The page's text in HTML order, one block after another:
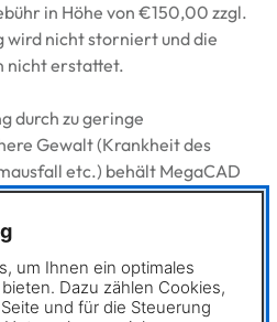
in Höhe von €150,00 zzgl.
wird nicht storniert und die
nicht erstattet.
durch zu geringe
Gewalt (Krankheit des
etc.) behält MegaCAD
einen späteren Termin
für jeden Kurs ist
Teilnehmern bei
können die Teilnehmer auf
um Ihnen ein optimales
Dazu zählen Cookies,
und für die Steuerung